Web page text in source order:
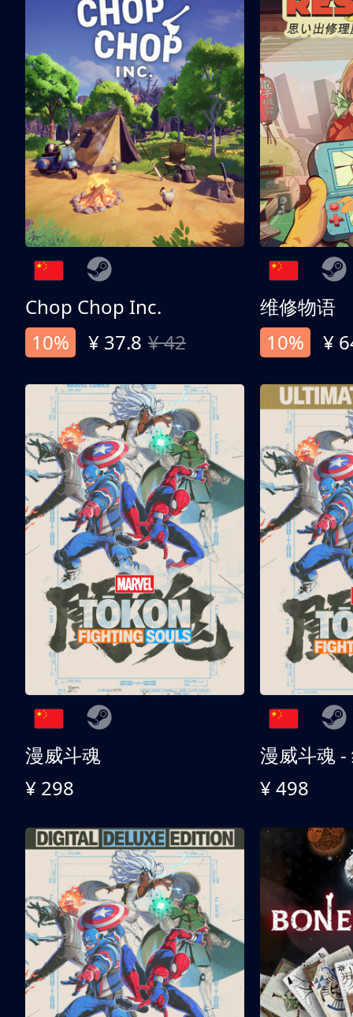
Chop Chop Inc.
10%
¥ 37.8 ¥ 42
维修物语
10%
¥
漫威斗魂
¥ 298
漫威斗魂 -
¥ 498